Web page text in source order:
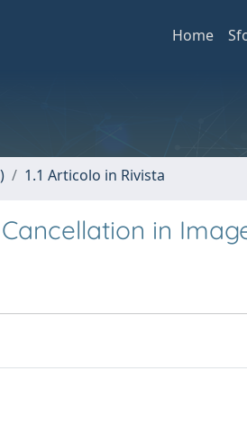
Home
1.1 Articolo in Rivista
in